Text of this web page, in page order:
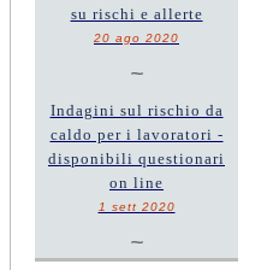
su rischi e allerte
20 ago 2020
~
Indagini sul rischio da
caldo per i lavoratori -
disponibili questionari
on line
1 sett 2020
~